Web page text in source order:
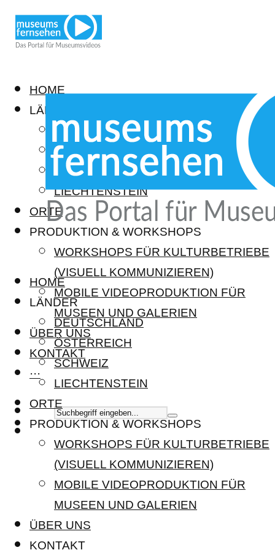
HOME
LÄNDER
DEUTSCHLAND
ÖSTERREICH
SCHWEIZ
LIECHTENSTEIN
ORTE
PRODUKTION & WORKSHOPS
WORKSHOPS FÜR KULTURBETRIEBE
(VISUELL KOMMUNIZIEREN)
MOBILE VIDEOPRODUKTION FÜR
MUSEEN UND GALERIEN
ÜBER UNS
KONTAKT
···
HOME
LÄNDER
DEUTSCHLAND
ÖSTERREICH
SCHWEIZ
LIECHTENSTEIN
ORTE
PRODUKTION & WORKSHOPS
WORKSHOPS FÜR KULTURBETRIEBE
(VISUELL KOMMUNIZIEREN)
MOBILE VIDEOPRODUKTION FÜR
MUSEEN UND GALERIEN
ÜBER UNS
KONTAKT